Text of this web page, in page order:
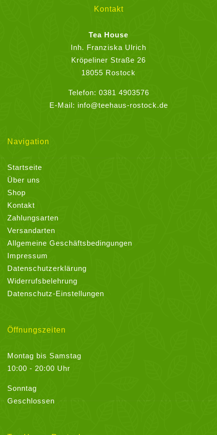
Kontakt
Tea House
Inh. Franziska Ulrich
Kröpeliner Straße 26
18055 Rostock
Telefon: 0381 4903576
E-Mail: info@teehaus-rostock.de
Navigation
Startseite
Über uns
Shop
Kontakt
Zahlungsarten
Versandarten
Allgemeine Geschäftsbedingungen
Impressum
Datenschutzerklärung
Widerrufsbelehrung
Datenschutz-Einstellungen
Öffnungszeiten
Montag bis Samstag
10:00 - 20:00 Uhr
Sonntag
Geschlossen